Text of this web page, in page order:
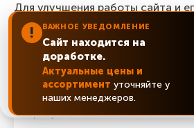
Винт DIN 965 (ГОСТ 17475-80)
0.87 ₽
Артикул: 965-6*20 Ед. изм.
! ВАЖНОЕ УВЕДОМЛЕНИЕ
Сайт находится на
доработке.
Актуальные цены и
ассортимент уточняйте у
наших менеджеров.
Для улучшения работы сайта и
пользователями мы используем
согласиться с нашим
нажмите “Ок, понятно!”
ОК, понятно!